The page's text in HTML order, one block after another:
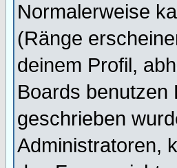
Normalerweise
(Ränge
deinem Profil,
Boards benutzen
geschrieben
Administratoren,